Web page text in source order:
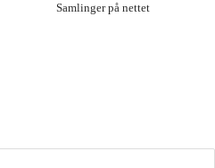
Samlinger på nettet